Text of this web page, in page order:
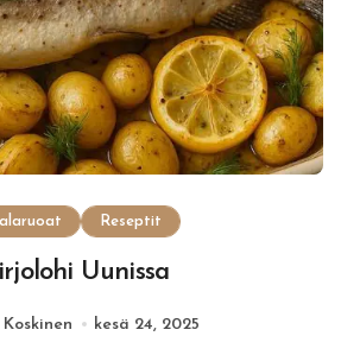
Reseptit
Uunissa
kesä 24, 2025